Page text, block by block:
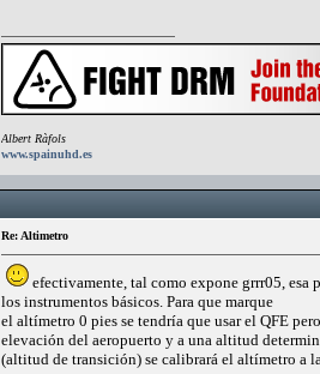
Albert Ràfols
www.spainuhd.es
Re: Altimetro
efectivamente, tal como expone grrr05,
los instrumentos básicos. Para que marque
el altímetro 0 pies se tendría que usar el QFE
elevación del aeropuerto y a una altitud
(altitud de transición) se calibrará el altímetro a